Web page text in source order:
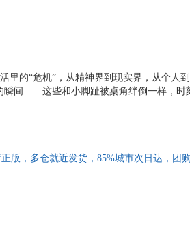
里的“危机”，从精神界到现实界，从个人
瞬间……这些和小脚趾被桌角绊倒一样，时
处有什么》时的一句话“走过危机四伏的日
版，多仓就近发货，85%城市次日达，团